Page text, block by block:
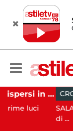
Tramonti, 19 scout dispersi in montagna salvati dai vigili del fuoco
luci
CRONACA
SALA